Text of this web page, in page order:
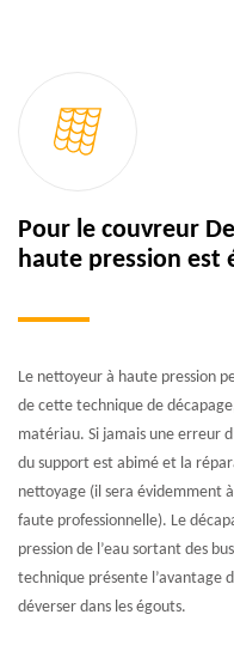
Pour le couvreur
haute pression est
Le nettoyeur à haute pression
de cette technique de
matériau. Si jamais une erreur
du support est abimé et la
nettoyage (il sera évidemment
faute professionnelle). Le
pression de l’eau sortant des
technique présente l’avantage
déverser dans les égouts.